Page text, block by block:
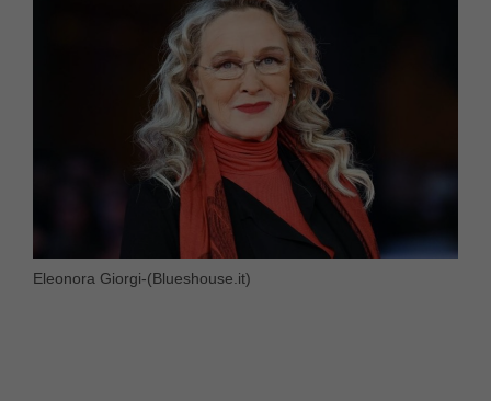
Eleonora Giorgi-(Blueshouse.it)